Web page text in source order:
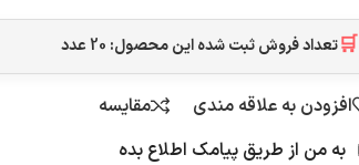
🛒تعداد فروش ثبت شده این محصول: 20 عدد
افزودن به علاقه مندی
مقایسه
به من از طریق پیامک اطلاع بده